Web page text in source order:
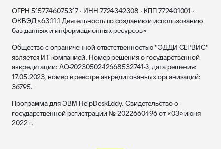
ОГРН 5157746075317 · ИНН 7724342308 · КПП 772401001 ·
ОКВЭД «63.11.1 Деятельность по созданию и использованию
баз данных и информационных ресурсов».
Общество с ограниченной ответственностью "ЭДДИ СЕРВИС"
является ИТ компанией. Номер решения о государственной
аккредитации: АО-20230502-12668532741-3, дата решения:
17.05.2023, номер в реестре аккредитованных организаций:
36795.
Программа для ЭВМ HelpDeskEddy. Свидетельство о
государственной регистрации № 2022660496 от «03» июня
2022 г.